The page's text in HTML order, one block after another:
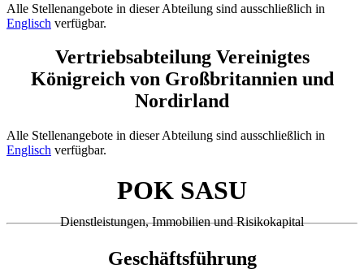
Alle Stellenangebote in dieser Abteilung sind ausschließlich in
Englisch verfügbar.
Vertriebsabteilung Vereinigtes
Königreich von Großbritannien und
Nordirland
Alle Stellenangebote in dieser Abteilung sind ausschließlich in
Englisch verfügbar.
POK SASU
Dienstleistungen, Immobilien und Risikokapital
Geschäftsführung